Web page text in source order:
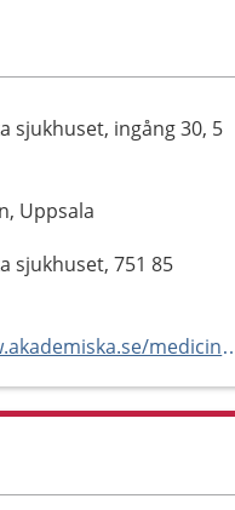
sjukhuset, ingång 30, 5
Uppsala
sjukhuset, 751 85
http://